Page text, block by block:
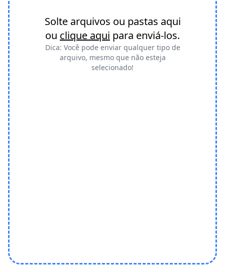
Solte arquivos ou pastas aqui
ou clique aqui para enviá-los.
Dica: Você pode enviar qualquer tipo de
arquivo, mesmo que não esteja
selecionado!